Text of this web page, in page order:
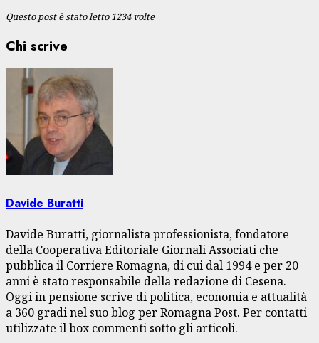
Questo post è stato letto 1234 volte
Chi scrive
Davide Buratti
Davide Buratti, giornalista professionista, fondatore
della Cooperativa Editoriale Giornali Associati che
pubblica il Corriere Romagna, di cui dal 1994 e per 20
anni è stato responsabile della redazione di Cesena.
Oggi in pensione scrive di politica, economia e attualità
a 360 gradi nel suo blog per Romagna Post. Per contatti
utilizzate il box commenti sotto gli articoli.